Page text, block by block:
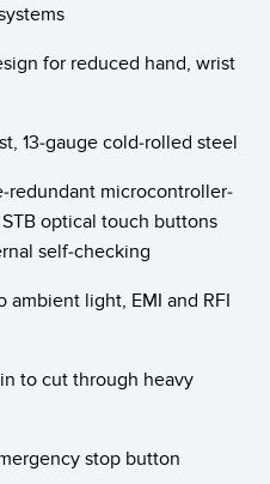
for reduced hand, wrist
13-gauge cold-rolled steel
redundant microcontroller-
optical touch buttons
self-checking
ambient light, EMI and RFI
to cut through heavy
stop button